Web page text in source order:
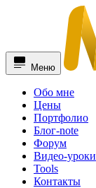
Меню
Обо мне
Цены
Портфолио
Блог-note
Форум
Видео-уроки
Tools
Контакты